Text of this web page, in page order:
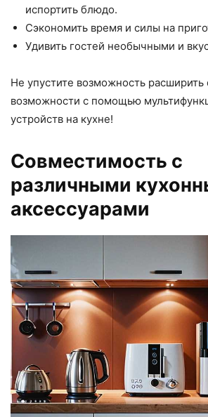
испортить блюдо.
Сэкономить время и силы на
Удивить гостей необычными и
Не упустите возможность расширить
возможности с помощью
устройств на кухне!
Совместимость с
различными
аксессуарами